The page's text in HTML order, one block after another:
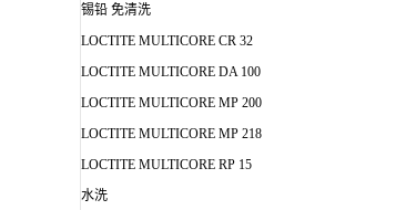
锡铅 免清洗
LOCTITE MULTICORE CR 32
LOCTITE MULTICORE DA 100
LOCTITE MULTICORE MP 200
LOCTITE MULTICORE MP 218
LOCTITE MULTICORE RP 15
水洗